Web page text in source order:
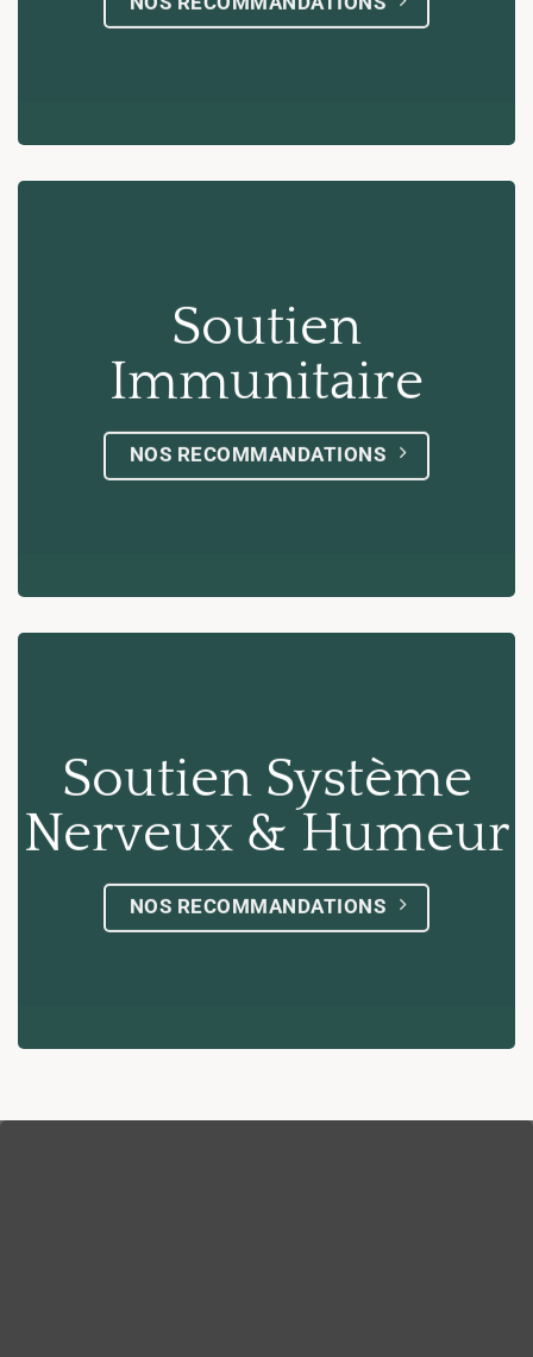
Soutien
Immunitaire
NOS RECOMMANDATIONS
Soutien Système
Nerveux & Humeur
NOS RECOMMANDATIONS